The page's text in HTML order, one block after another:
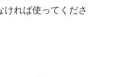
れば使ってくださ